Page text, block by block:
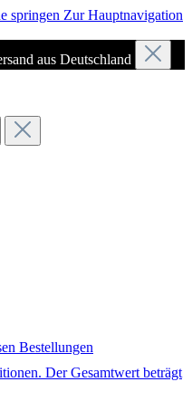
springen Zur Hauptnavigation
aus Deutschland
Bestellungen
Der Gesamtwert beträgt